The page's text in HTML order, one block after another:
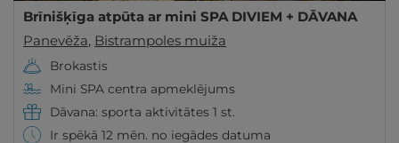
Brīnišķīga atpūta ar mini SPA DIVIEM + DĀVANA
Panevēža, Bistrampoles muiža
Brokastis
Mini SPA centra apmeklējums
Dāvana: sporta aktivitātes 1 st.
Ir spēkā 12 mēn. no iegādes datuma